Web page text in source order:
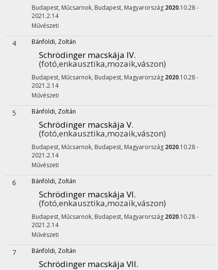
Budapest, Műcsarnok, Budapest, Magyarország 2020.10.28 -
2021.2.14
Művészeti
4 Bánföldi, Zoltán
Schrödinger macskája IV.
(fotó,enkausztika,mozaik,vászon)
Budapest, Műcsarnok, Budapest, Magyarország 2020.10.28 -
2021.2.14
Művészeti
5 Bánföldi, Zoltán
Schrödinger macskája V.
(fotó,enkausztika,mozaik,vászon)
Budapest, Műcsarnok, Budapest, Magyarország 2020.10.28 -
2021.2.14
Művészeti
6 Bánföldi, Zoltán
Schrödinger macskája VI.
(fotó,enkausztika,mozaik,vászon)
Budapest, Műcsarnok, Budapest, Magyarország 2020.10.28 -
2021.2.14
Művészeti
7 Bánföldi, Zoltán
Schrödinger macskája VII.